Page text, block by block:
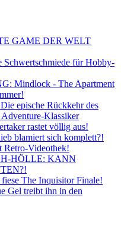
GAME DER WELT
Schwertschmiede für Hobby-
Mindlock - The Apartment
epische Rückkehr des
Klassiker
rastet völlig aus!
blamiert sich komplett?!
Retro-Videothek!
HÖLLE: KANN
The Inquisitor Finale!
Gel treibt ihn in den